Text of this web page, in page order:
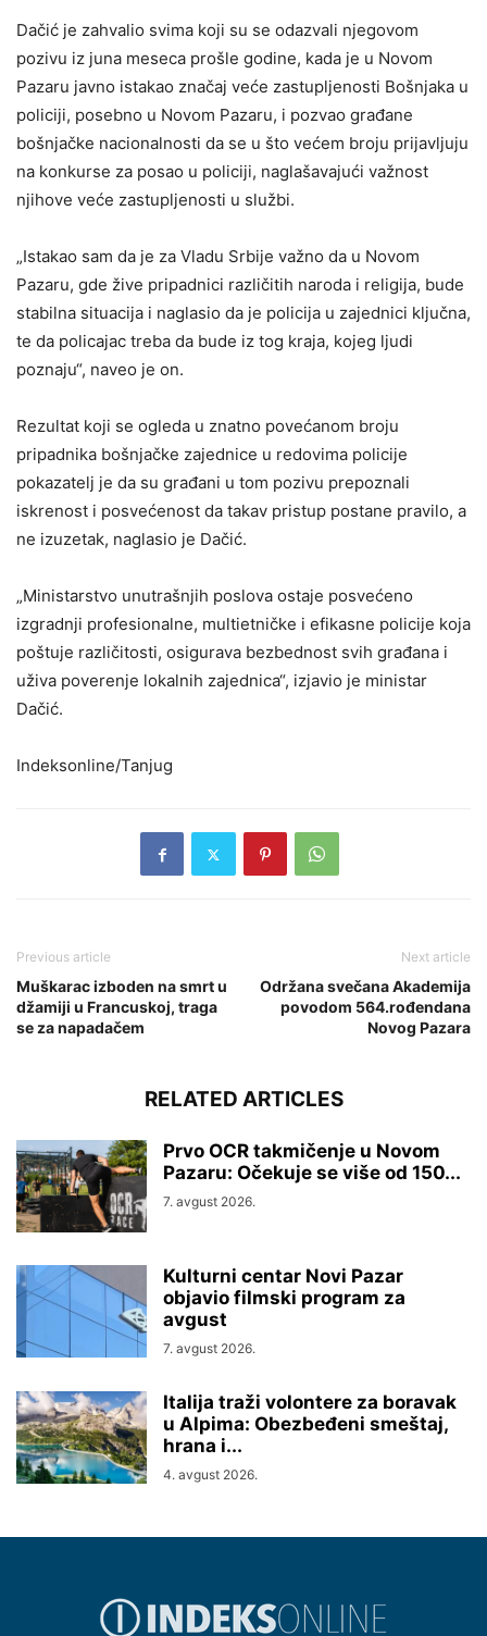
Dačić je zahvalio svima koji su se odazvali njegovom
pozivu iz juna meseca prošle godine, kada je u Novom
Pazaru javno istakao značaj veće zastupljenosti Bošnjaka u
policiji, posebno u Novom Pazaru, i pozvao građane
bošnjačke nacionalnosti da se u što većem broju prijavljuju
na konkurse za posao u policiji, naglašavajući važnost
njihove veće zastupljenosti u službi.
„Istakao sam da je za Vladu Srbije važno da u Novom
Pazaru, gde žive pripadnici različitih naroda i religija, bude
stabilna situacija i naglasio da je policija u zajednici ključna,
te da policajac treba da bude iz tog kraja, kojeg ljudi
poznaju“, naveo je on.
Rezultat koji se ogleda u znatno povećanom broju
pripadnika bošnjačke zajednice u redovima policije
pokazatelj je da su građani u tom pozivu prepoznali
iskrenost i posvećenost da takav pristup postane pravilo, a
ne izuzetak, naglasio je Dačić.
„Ministarstvo unutrašnjih poslova ostaje posvećeno
izgradnji profesionalne, multietničke i efikasne policije koja
poštuje različitosti, osigurava bezbednost svih građana i
uživa poverenje lokalnih zajednica“, izjavio je ministar
Dačić.
Indeksonline/Tanjug
Previous article
Muškarac izboden na smrt u
džamiji u Francuskoj, traga
se za napadačem
Next article
Održana svečana Akademija
povodom 564.rođendana
Novog Pazara
RELATED ARTICLES
Prvo OCR takmičenje u Novom
Pazaru: Očekuje se više od 150...
7. avgust 2026.
Kulturni centar Novi Pazar
objavio filmski program za
avgust
7. avgust 2026.
Italija traži volontere za boravak
u Alpima: Obezbeđeni smeštaj,
hrana i...
4. avgust 2026.